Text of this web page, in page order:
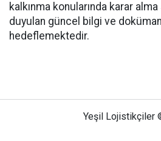
kalkınma konularında karar
duyulan güncel bilgi ve
hedeflemektedir.
Yeşil Lojistikçiler